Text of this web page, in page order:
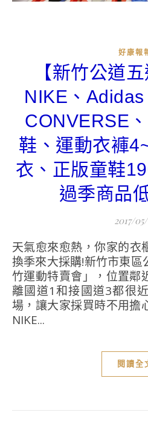
好康報
【新竹公道
NIKE、Adidas
CONVERSE
鞋、運動衣褲
衣、正版童鞋
過季商品
2017/
天氣愈來愈熱，你家的衣櫃換季了嗎？趁緊趁著
換季來大採購!新竹市東
竹運動特賣會」，位置鄰
離國道1和接國道3都很
場，讓大家採買時不用擔
NIKE...
閱讀全